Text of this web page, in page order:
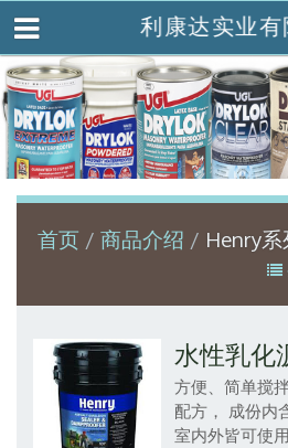
利康达实业有
首页 商品介绍 Henry系
水性乳化
方便、简单搅
配方， 成份内
室内外皆可使